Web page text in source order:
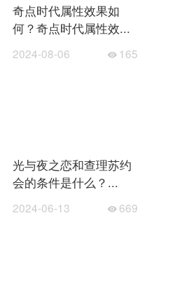
奇点时代属性效果如
何？奇点时代属性效...
2024-08-06 165
光与夜之恋和查理苏约
会的条件是什么？...
2024-06-13 669